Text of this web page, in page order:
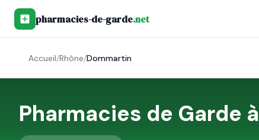
pharmacies-de-garde.net
Accueil/Rhône/Dommartin
Pharmacies de Garde à